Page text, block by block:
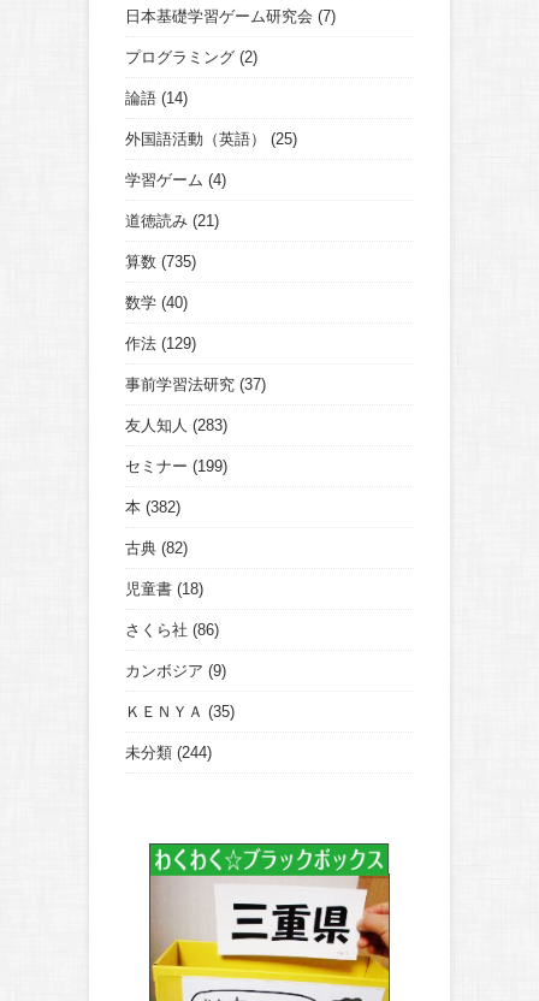
日本基礎学習ゲーム研究会 (7)
プログラミング (2)
論語 (14)
外国語活動（英語） (25)
学習ゲーム (4)
道徳読み (21)
算数 (735)
数学 (40)
作法 (129)
事前学習法研究 (37)
友人知人 (283)
セミナー (199)
本 (382)
古典 (82)
児童書 (18)
さくら社 (86)
カンボジア (9)
ＫＥＮＹＡ (35)
未分類 (244)